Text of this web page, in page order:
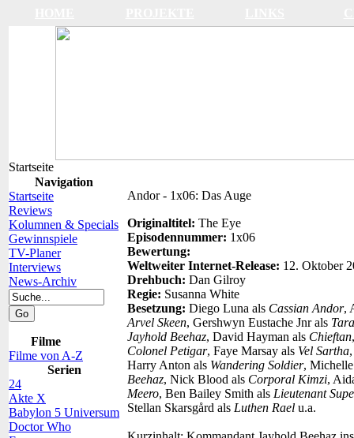
Startseite
Navigation
Startseite
Reviews
Kolumnen & Specials
Gewinnspiele
TV-Planer
Interviews
News-Archiv
Filme
Filme von A-Z
Serien
24
Akte X
Babylon 5 Universum
Doctor Who
Andor - 1x06: Das Auge
Originaltitel: The Eye
Episodennummer: 1x06
Bewertung:
Weltweiter Internet-Release: 12. Oktober
Drehbuch: Dan Gilroy
Regie: Susanna White
Besetzung: Diego Luna als Cassian Andor,
Arvel Skeen, Gershwyn Eustache Jnr als
Jayhold Beehaz, David Hayman als Chieftan
Colonel Petigar, Faye Marsay als Vel Sartha
Harry Anton als Wandering Soldier,
Beehaz, Nick Blood als Corporal Kimzi,
Meero, Ben Bailey Smith als Lieutenant
Stellan Skarsgård als Luthen Rael u.a.